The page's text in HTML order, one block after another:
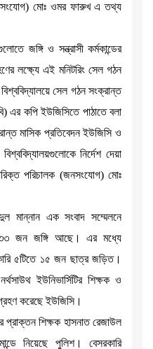
মোঃ ওমর ফারুখ এ তথ্য
জঙ্গি ও সন্ত্রাসী কর্মকান্ডের
লক্ষ্যে এই মনিটরিং সেল গঠন
সেল গঠন সংক্রান্ত
কপি ইউজিসিতে পাঠাতে বলা
মাসিক প্রতিবেদন ইউজিসি ও
নির্দেশ দেয়া
পরিচালক (জনসংযোগ) মোঃ
মান্নান এক সংবাদ সম্মেলনে
৩৩ জন জঙ্গি আছে। এর মধ্যে
৫টিতে ১৫ জন ছাত্র জড়িত।
ইউনিভার্সিটির শিক্ষক ও
করেছে ইউজিসি।
প্রাক্তন শিক্ষক হাসনাত রেজাউল
নিয়েছে পুলিশ। বেসরকারি